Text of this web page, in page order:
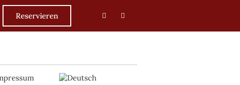
Reservieren